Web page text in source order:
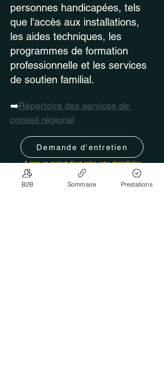
personnes handicapées, tels
que l'accès aux installations,
les aides techniques, les
programmes de formation
professionnelle et les services
de soutien familial.
➡️Répertoire des services de
conseil régional
Demande d'entretien
& mise en contact direct selon votre domiciliation
B2B Sommaire Prestations